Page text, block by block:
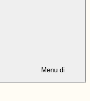
Menu di